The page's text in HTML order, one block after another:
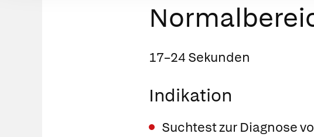
17–24 Sekunden
Indikation
Suchtest zur Diagnose